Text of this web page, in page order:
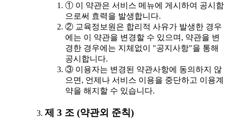
① 이 약관은 서비스 메뉴에 게시하여 공시함
으로써 효력을 발생합니다.
② 교육정보원은 합리적 사유가 발생한 경우
에는 이 약관을 변경할 수 있으며, 약관을 변
경한 경우에는 지체없이 "공지사항"을 통해
공시합니다.
③ 이용자는 변경된 약관사항에 동의하지 않
으면, 언제나 서비스 이용을 중단하고 이용계
약을 해지할 수 있습니다.
제 3 조 (약관외 준칙)